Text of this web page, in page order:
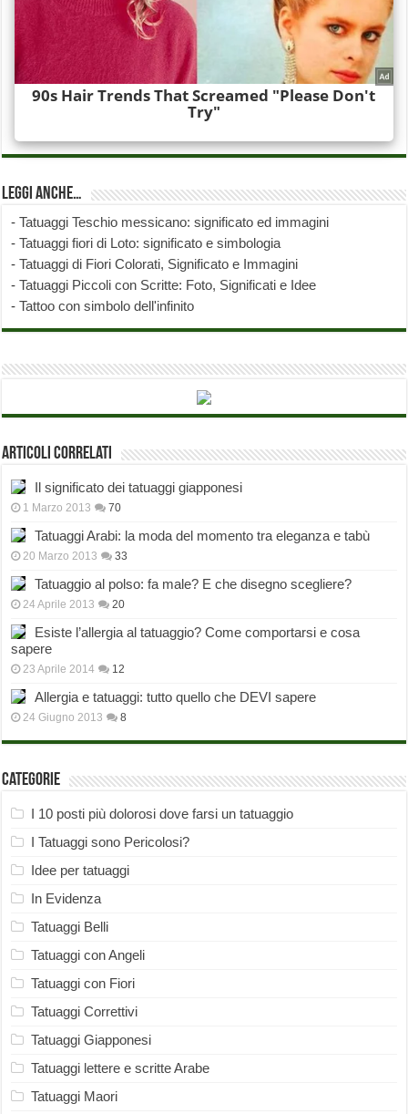
Leggi anche…
-Tatuaggi Teschio messicano: significato ed immagini
-Tatuaggi fiori di Loto: significato e simbologia
-Tatuaggi di Fiori Colorati, Significato e Immagini
-Tatuaggi Piccoli con Scritte: Foto, Significati e Idee
-Tattoo con simbolo dell'infinito
Articoli correlati
Il significato dei tatuaggi giapponesi
1 Marzo 2013 70
Tatuaggi Arabi: la moda del momento tra eleganza e tabù
20 Marzo 2013 33
Tatuaggio al polso: fa male? E che disegno scegliere?
24 Aprile 2013 20
Esiste l’allergia al tatuaggio? Come comportarsi e cosa
sapere
23 Aprile 2014 12
Allergia e tatuaggi: tutto quello che DEVI sapere
24 Giugno 2013 8
Categorie
I 10 posti più dolorosi dove farsi un tatuaggio
I Tatuaggi sono Pericolosi?
Idee per tatuaggi
In Evidenza
Tatuaggi Belli
Tatuaggi con Angeli
Tatuaggi con Fiori
Tatuaggi Correttivi
Tatuaggi Giapponesi
Tatuaggi lettere e scritte Arabe
Tatuaggi Maori